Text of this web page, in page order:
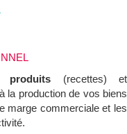
produits (recettes) et
la production de vos biens
marge commerciale et les